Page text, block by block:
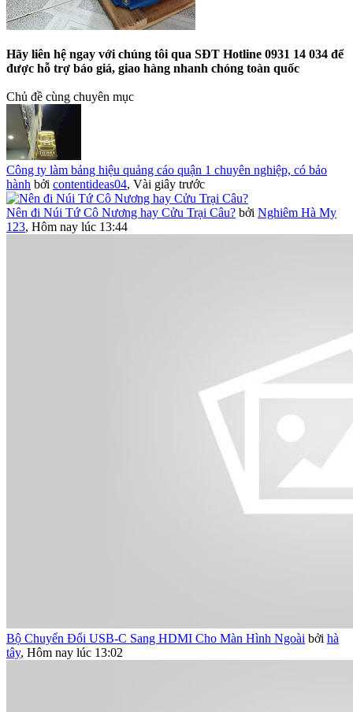
Hãy liên hệ ngay với chúng tôi qua SĐT Hotline 0931 14 034 để
được hỗ trợ báo giá, giao hàng nhanh chóng toàn quốc
Chủ đề cùng chuyên mục
Công ty làm bảng hiệu quảng cáo quận 1 chuyên nghiệp, có bảo
hành bởi contentideas04, Vài giây trước
Nên đi Núi Tứ Cô Nương hay Cửu Trại Câu? bởi Nghiêm Hà My
123, Hôm nay lúc 13:44
Bộ Chuyển Đổi USB-C Sang HDMI Cho Màn Hình Ngoài bởi hà
tây, Hôm nay lúc 13:02